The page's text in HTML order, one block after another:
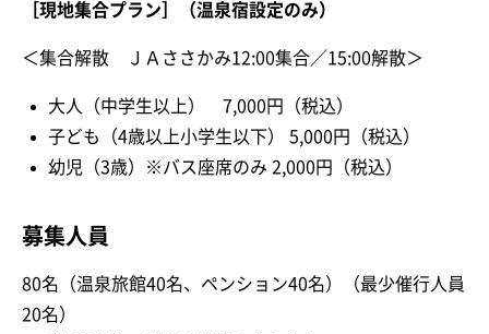
［現地集合プラン］（温泉宿設定のみ）
＜集合解散 ＪＡささかみ12:00集合／15:00解散＞
大人（中学生以上） 7,000円（税込）
子ども（4歳以上小学生以下） 5,000円（税込）
幼児（3歳）※バス座席のみ 2,000円（税込）
募集人員
80名（温泉旅館40名、ペンション40名）（最少催行人員
20名）